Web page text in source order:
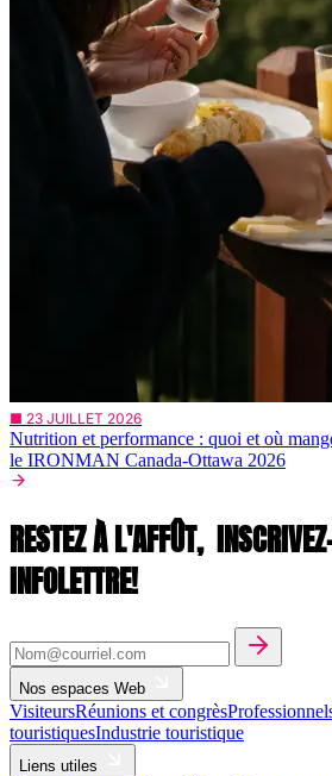
■ 23 JUILLET 2026
Nutrition et performance : quoi et où
le IRONMAN Canada-Ottawa 2026
RESTEZ À L'AFFÛT,
INFOLETTRE!
Nos espaces Web
VisiteursRéunions et congrès
touristiquesIndustrie touristique
Liens utiles